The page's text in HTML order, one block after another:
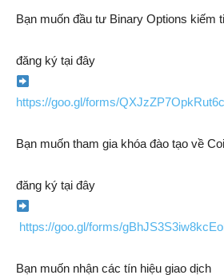
Bạn muốn đầu tư Binary Options kiếm
đăng ký tại đây
https://goo.gl/forms/
Bạn muốn tham gia khóa đào tạo về
đăng ký tại đây
https://goo.gl/forms/
Bạn muốn nhận các tín hiệu giao dịch